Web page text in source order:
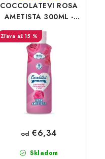
COCCOLATEVI ROSA
AMETISTA 300ML -
náhrada aviváže -
parfum do prania
až 15 %
Skladom
od €6,34